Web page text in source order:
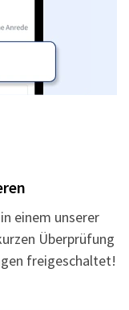
einem unserer
Überprüfung
freigeschaltet!